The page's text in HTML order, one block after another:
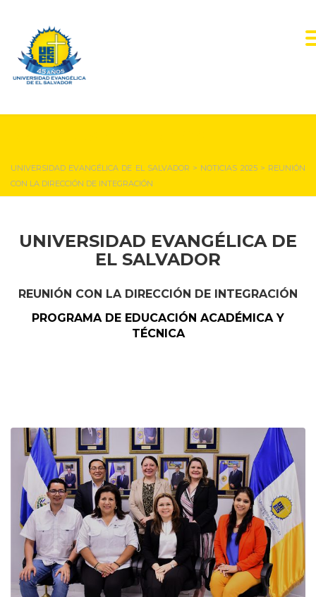
UNIVERSIDAD EVANGÉLICA DE EL SALVADOR > NOTICIAS 2025> REUNIÓN
CON LA DIRECCIÓN DE INTEGRACIÓN
UNIVERSIDAD EVANGÉLICA DE
EL SALVADOR
REUNIÓN CON LA DIRECCIÓN DE INTEGRACIÓN
PROGRAMA DE EDUCACIÓN ACADÉMICA Y
TÉCNICA